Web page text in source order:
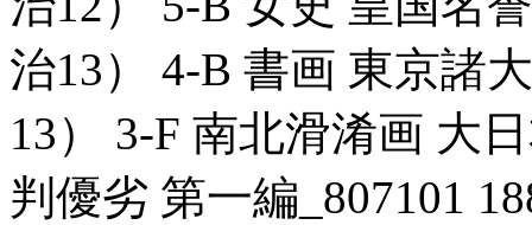
治13） 4-B 書画 東京諸
13） 3-F 南北滑淆画 大
判優劣 第一編_807101